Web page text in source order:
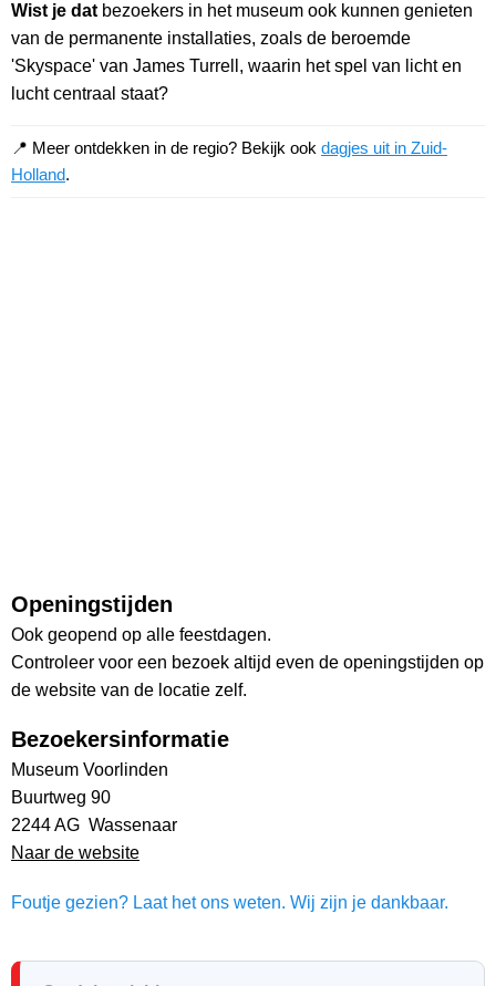
Wist je dat bezoekers in het museum ook kunnen genieten
van de permanente installaties, zoals de beroemde
'Skyspace' van James Turrell, waarin het spel van licht en
lucht centraal staat?
📍 Meer ontdekken in de regio? Bekijk ook dagjes uit in Zuid-
Holland.
Openingstijden
Ook geopend op alle feestdagen.
Controleer voor een bezoek altijd even de openingstijden op
de website van de locatie zelf.
Bezoekersinformatie
Museum Voorlinden
Buurtweg 90
2244 AG Wassenaar
Naar de website
Foutje gezien? Laat het ons weten. Wij zijn je dankbaar.